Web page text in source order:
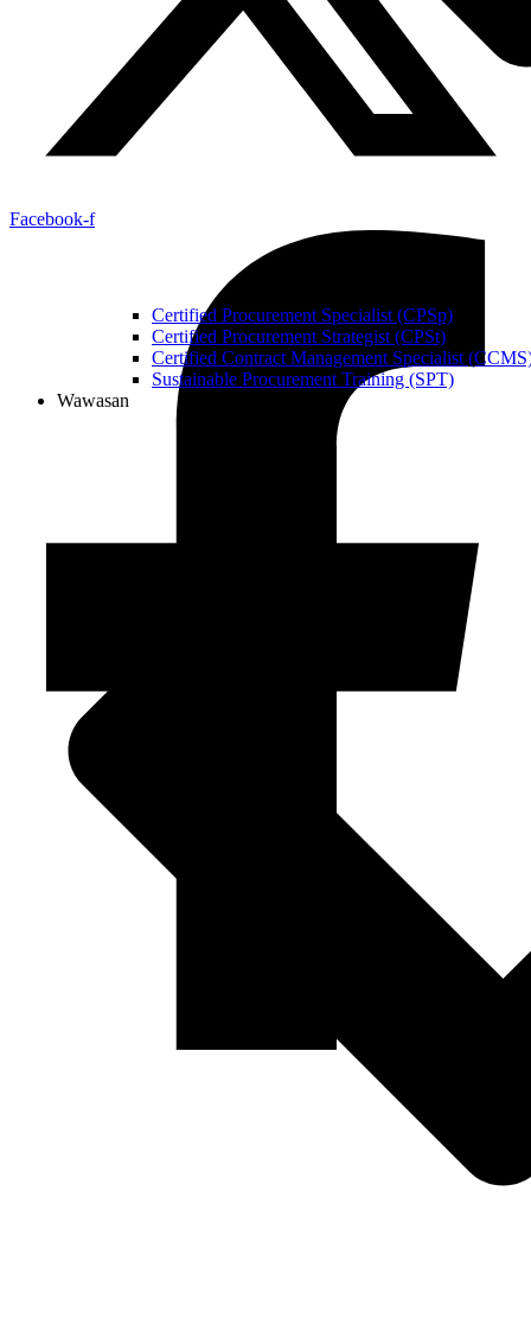
Certified Procurement Specialist (CPSp)
Certified Procurement Strategist (CPSt)
Certified Contract Management Specialist
Sustainable Procurement Training (SPT)
Wawasan
Facebook-f